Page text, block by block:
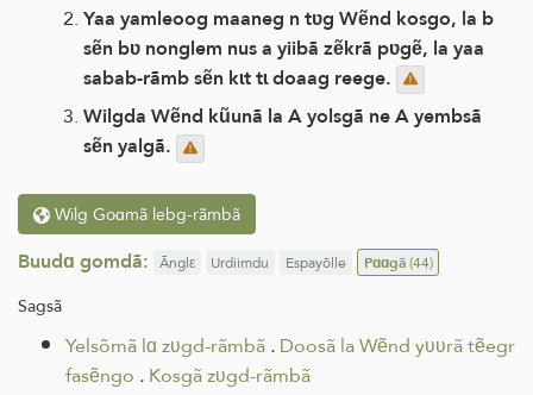
Yaa yamleoog maaneg n tʋg Wẽnd kosgo, la b
sẽn bʋ nonglem nus a yiibã zẽkrã pʋgẽ, la yaa
sabab-rãmb sẽn kɩt tɩ doaag reege.
Wilgda Wẽnd kũunã la A yolsgã ne A yembsã
sẽn yalgã.
Wilg Goɑmã lebg-rãmbã
Buudɑ gomdã: Ãnglε Urdiimdu Espayõlle Pɑɑgã(44)
Sagsã
Yelsõmã lɑ zʋgd-rãmbã.Doosã la Wẽnd yʋʋrã tẽegr
fasẽngo .Kosgã zʋgd-rãmbã